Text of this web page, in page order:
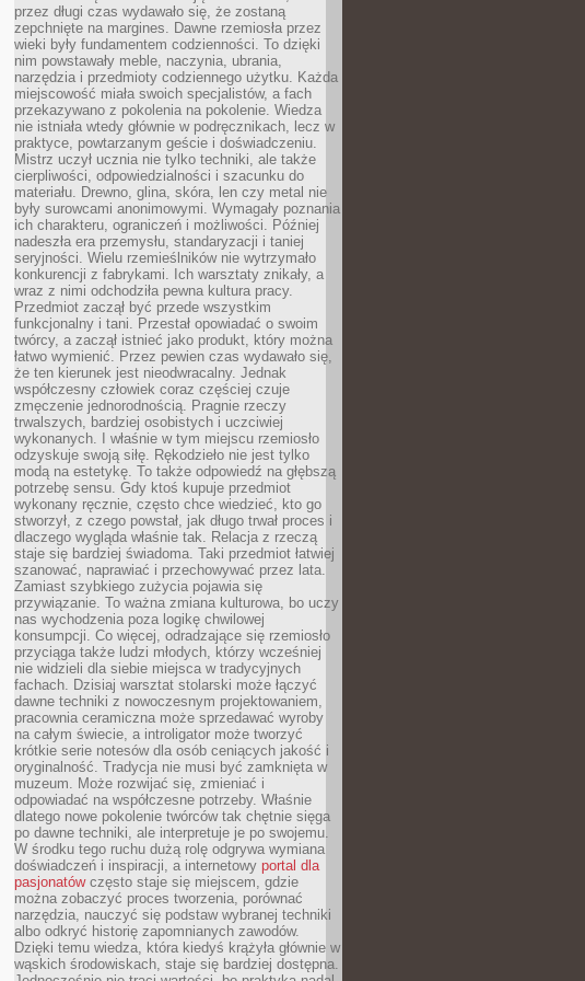
przez długi czas wydawało się, że zostaną
zepchnięte na margines. Dawne rzemiosła przez
wieki były fundamentem codzienności. To dzięki
nim powstawały meble, naczynia, ubrania,
narzędzia i przedmioty codziennego użytku. Każda
miejscowość miała swoich specjalistów, a fach
przekazywano z pokolenia na pokolenie. Wiedza
nie istniała wtedy głównie w podręcznikach, lecz w
praktyce, powtarzanym geście i doświadczeniu.
Mistrz uczył ucznia nie tylko techniki, ale także
cierpliwości, odpowiedzialności i szacunku do
materiału. Drewno, glina, skóra, len czy metal nie
były surowcami anonimowymi. Wymagały poznania
ich charakteru, ograniczeń i możliwości. Później
nadeszła era przemysłu, standaryzacji i taniej
seryjności. Wielu rzemieślników nie wytrzymało
konkurencji z fabrykami. Ich warsztaty znikały, a
wraz z nimi odchodziła pewna kultura pracy.
Przedmiot zaczął być przede wszystkim
funkcjonalny i tani. Przestał opowiadać o swoim
twórcy, a zaczął istnieć jako produkt, który można
łatwo wymienić. Przez pewien czas wydawało się,
że ten kierunek jest nieodwracalny. Jednak
współczesny człowiek coraz częściej czuje
zmęczenie jednorodnością. Pragnie rzeczy
trwalszych, bardziej osobistych i uczciwiej
wykonanych. I właśnie w tym miejscu rzemiosło
odzyskuje swoją siłę. Rękodzieło nie jest tylko
modą na estetykę. To także odpowiedź na głębszą
potrzebę sensu. Gdy ktoś kupuje przedmiot
wykonany ręcznie, często chce wiedzieć, kto go
stworzył, z czego powstał, jak długo trwał proces i
dlaczego wygląda właśnie tak. Relacja z rzeczą
staje się bardziej świadoma. Taki przedmiot łatwiej
szanować, naprawiać i przechowywać przez lata.
Zamiast szybkiego zużycia pojawia się
przywiązanie. To ważna zmiana kulturowa, bo uczy
nas wychodzenia poza logikę chwilowej
konsumpcji. Co więcej, odradzające się rzemiosło
przyciąga także ludzi młodych, którzy wcześniej
nie widzieli dla siebie miejsca w tradycyjnych
fachach. Dzisiaj warsztat stolarski może łączyć
dawne techniki z nowoczesnym projektowaniem,
pracownia ceramiczna może sprzedawać wyroby
na całym świecie, a introligator może tworzyć
krótkie serie notesów dla osób ceniących jakość i
oryginalność. Tradycja nie musi być zamknięta w
muzeum. Może rozwijać się, zmieniać i
odpowiadać na współczesne potrzeby. Właśnie
dlatego nowe pokolenie twórców tak chętnie sięga
po dawne techniki, ale interpretuje je po swojemu.
W środku tego ruchu dużą rolę odgrywa wymiana
doświadczeń i inspiracji, a internetowy portal dla
pasjonatówczęsto staje się miejscem, gdzie
można zobaczyć proces tworzenia, porównać
narzędzia, nauczyć się podstaw wybranej techniki
albo odkryć historię zapomnianych zawodów.
Dzięki temu wiedza, która kiedyś krążyła głównie w
wąskich środowiskach, staje się bardziej dostępna.